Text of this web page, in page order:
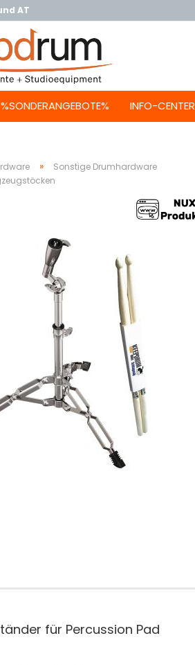
AT
%SONDERANGEBOTE% INFO-CENTER
» Sonstige Drumhardware
für Percussion Pad